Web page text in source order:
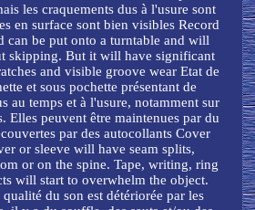
les craquements dus à l'usure sont
en surface sont bien visibles Record
can be put onto a turntable and will
skipping. But it will have significant
and visible groove wear Etat de
et sous pochette présentant de
au temps et à l'usure, notamment sur
Elles peuvent être maintenues par du
par des autocollants Cover
or sleeve will have seam splits,
or on the spine. Tape, writing, ring
will start to overwhelm the object.
du son est détériorée par les